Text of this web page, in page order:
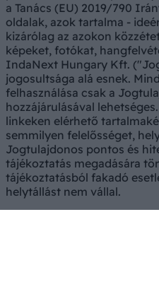
a Tanács (EU) 2019/790
oldalak, azok tartalma -
kizárólag az azokon
képeket, fotókat,
IndaNext Hungary Kft.
jogosultsága alá esnek.
felhasználása csak a
hozzájárulásával
linkeken elérhető
semmilyen felelősséget,
Jogtulajdonos pontos és
tájékoztatás megadására
tájékoztatásból fakadó
helytállást nem vállal.